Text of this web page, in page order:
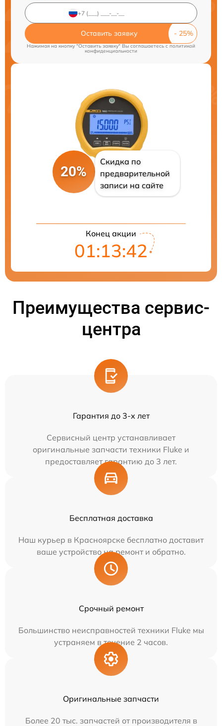
Оставить заявку
Нажимая на кнопку "Оставить заявку" Вы соглашаетесь cполитикой
конфиденциальности
20%
Скидка по
предварительной
записи на сайте
Конец акции
01:13:42
Преимущества сервис-
центра
Гарантия до 3-х лет
Сервисный центр устанавливает
оригинальные запчасти техники Fluke и
предоставляет гарантию до 3 лет.
Бесплатная доставка
Наш курьер в Красноярске бесплатно доставит
ваше устройство на ремонт и обратно.
Срочный ремонт
Большинство неисправностей техники Fluke мы
устраняем в течение 2 часов.
Оригинальные запчасти
Более 20 тыс. запчастей от производителя в